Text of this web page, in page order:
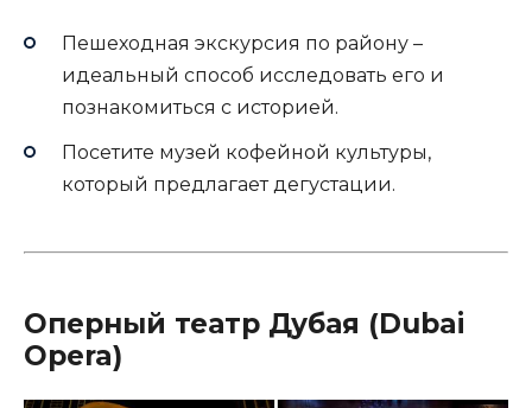
Пешеходная экскурсия по району –
идеальный способ исследовать его и
познакомиться с историей.
Посетите музей кофейной культуры,
который предлагает дегустации.
Оперный театр Дубая (Dubai
Opera)